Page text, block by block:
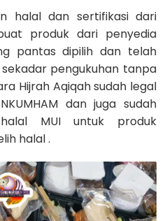
halal dan sertifikasi dari
produk dari penyedia
pantas dipilih dan telah
pengukuhan tanpa
Hijrah Aqiqah sudah legal
dan juga sudah
MUI untuk produk
halal .